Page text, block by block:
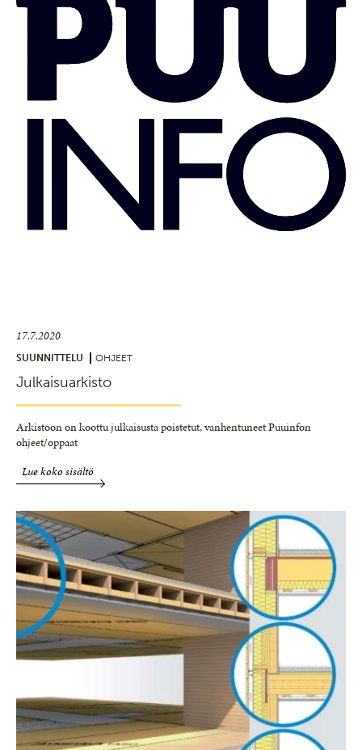
17.7.2020
SUUNNITTELU OHJEET
Julkaisuarkisto
Arkistoon on koottu julkaisusta poistetut, vanhentuneet Puuinfon
ohjeet/oppaat
Lue koko sisältö